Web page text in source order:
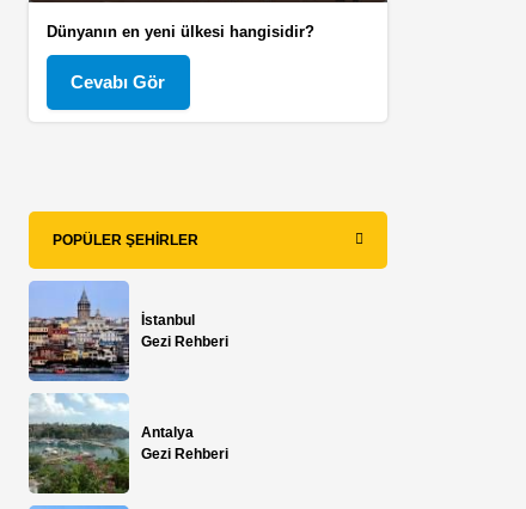
Dünyanın en yeni ülkesi hangisidir?
Cevabı Gör
POPÜLER ŞEHIRLER
İstanbul
Gezi Rehberi
Antalya
Gezi Rehberi